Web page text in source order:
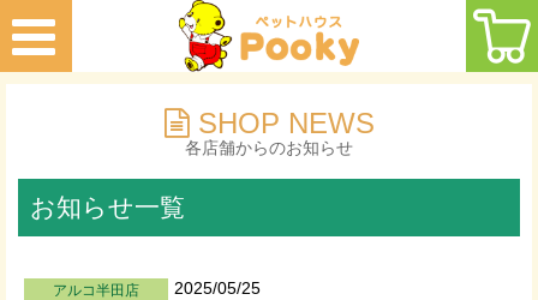
SHOP NEWS
各店舗からのお知らせ
お知らせ一覧
アルコ半田店
2025/05/25